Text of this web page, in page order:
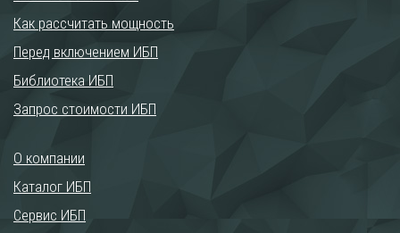
Как рассчитать мощность
Перед включением ИБП
Библиотека ИБП
Запрос стоимости ИБП
О компании
Каталог ИБП
Сервис ИБП